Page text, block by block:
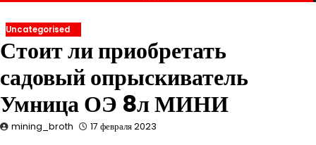
Uncategorised
Стоит ли приобретать
садовый опрыскиватель
Умница ОЭ 8л МИНИ
mining_broth 17 февраля 2023